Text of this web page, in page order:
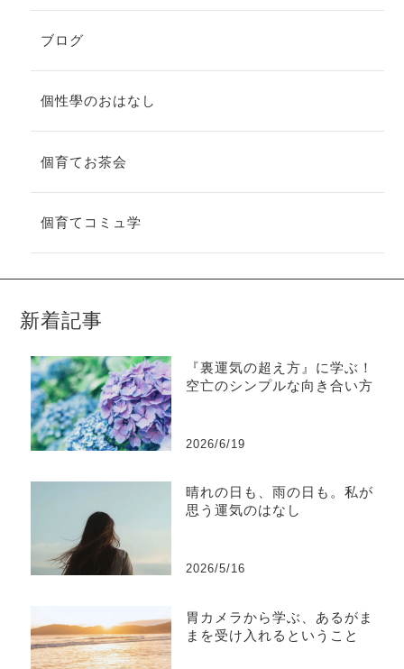
ブログ
個性學のおはなし
個育てお茶会
個育てコミュ学
新着記事
『裏運気の超え方』に学ぶ！
空亡のシンプルな向き合い方
2026/6/19
晴れの日も、雨の日も。私が
思う運気のはなし
2026/5/16
胃カメラから学ぶ、あるがま
まを受け入れるということ